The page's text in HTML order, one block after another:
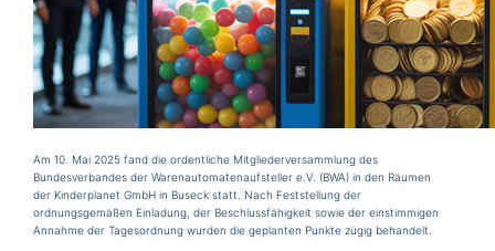
Am 10. Mai 2025 fand die ordentliche Mitgliederversammlung des
Bundesverbandes der Warenautomatenaufsteller e.V. (BWA) in den Räumen
der Kinderplanet GmbH in Buseck statt. Nach Feststellung der
ordnungsgemäßen Einladung, der Beschlussfähigkeit sowie der einstimmigen
Annahme der Tagesordnung wurden die geplanten Punkte zügig behandelt.